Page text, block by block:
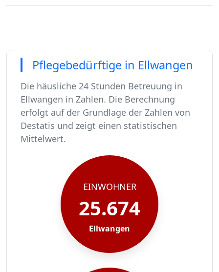
Pflegebedürftige in Ellwangen
Die häusliche 24 Stunden Betreuung in
Ellwangen in Zahlen. Die Berechnung
erfolgt auf der Grundlage der Zahlen von
Destatis und zeigt einen statistischen
Mittelwert.
In Ellwangen leben rund 25674 Menschen.
Von diesen 25674 Einwohnern sind rund 1566
Ca. 251 dieser pflegebedürftigen Menschen
Der Großteil der Pflegebedürftigen in
EINWOHNER
25.674
Ellwangen